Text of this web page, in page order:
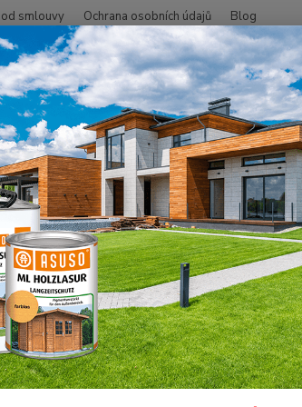
smlouvy Ochrana osobních údajů Blog
Hledat
MEX Screws - Terasové vruty MEX Flat
TX25,